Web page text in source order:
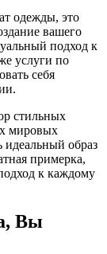
одежды, это
вашего
подход к
услуги по
себя
стильных
мировых
образ
примерка,
к каждому
Вы